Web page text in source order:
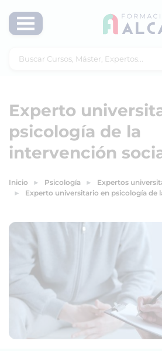
Experto
psicología de la
intervención
Inicio Psicología
Expertos
Experto universitario en psicología de